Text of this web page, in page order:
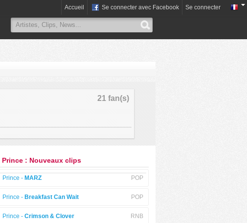
Accueil Se connecter avec Facebook Se connecter
21 fan(s)
Prince : Nouveaux clips
POP
Prince - MARZ
POP
Prince - Breakfast Can Wait
RNB
Prince - Crimson & Clover